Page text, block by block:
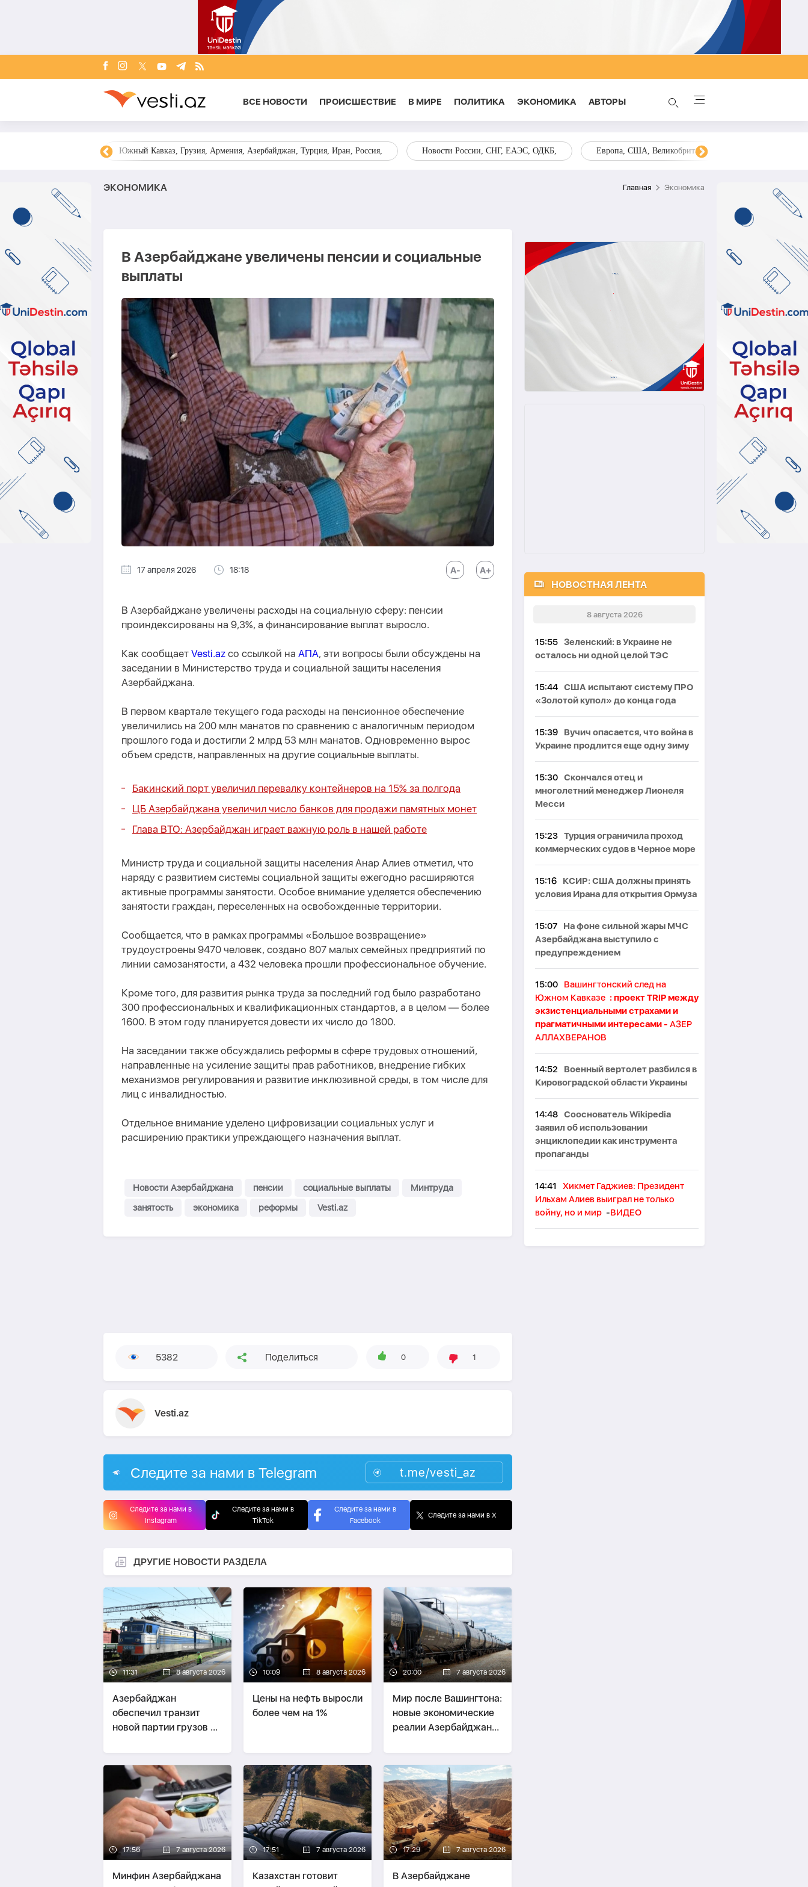
ВСЕ НОВОСТИ ПРОИСШЕСТВИЕ В МИРЕ ПОЛИТИКА ЭКОНОМИКА AВТОРЫ
Южный Кавказ, Грузия, Армения, Азербайджан, Турция, Иран, Россия, Новости России, СНГ, ЕАЭС, ОДКБ, Европа, США, Великобритания, Украина, Запад,
ЭКОНОМИКА Главная Экономика
В Азербайджане увеличены пенсии и социальные
выплаты
17 апреля 2026 18:18
В Азербайджане увеличены расходы на социальную сферу: пенсии
проиндексированы на 9,3%, а финансирование выплат выросло.
Как сообщает Vesti.az со ссылкой на АПА, эти вопросы были обсуждены на
заседании в Министерство труда и социальной защиты населения
Азербайджана.
В первом квартале текущего года расходы на пенсионное обеспечение
увеличились на 200 млн манатов по сравнению с аналогичным периодом
прошлого года и достигли 2 млрд 53 млн манатов. Одновременно вырос
объем средств, направленных на другие социальные выплаты.
Бакинский порт увеличил перевалку контейнеров на 15% за полгода
ЦБ Азербайджана увеличил число банков для продажи памятных монет
Глава ВТО: Азербайджан играет важную роль в нашей работе
Министр труда и социальной защиты населения Анар Алиев отметил, что
наряду с развитием системы социальной защиты ежегодно расширяются
активные программы занятости. Особое внимание уделяется обеспечению
занятости граждан, переселенных на освобожденные территории.
Сообщается, что в рамках программы «Большое возвращение»
трудоустроены 9470 человек, создано 807 малых семейных предприятий по
линии самозанятости, а 432 человека прошли профессиональное обучение.
Кроме того, для развития рынка труда за последний год было разработано
300 профессиональных и квалификационных стандартов, а в целом — более
1600. В этом году планируется довести их число до 1800.
На заседании также обсуждались реформы в сфере трудовых отношений,
направленные на усиление защиты прав работников, внедрение гибких
механизмов регулирования и развитие инклюзивной среды, в том числе для
лиц с инвалидностью.
Отдельное внимание уделено цифровизации социальных услуг и
расширению практики упреждающего назначения выплат.
Новости Азербайджана пенсии социальные выплаты
Минтруда
занятость
экономика реформы Vesti.az
5382 Поделиться 0 1
Vesti.az
Следите за нами в Telegram t.me/vesti_az
Следите за нами в
Instagram
Следите за нами в
TikTok
Следите за нами в
Facebook
Следите за нами в X
ДРУГИЕ НОВОСТИ РАЗДЕЛА
11:31 8 августа 2026
Азербайджан
обеспечил транзит
новой партии грузов из
ФОТО
10:09 8 августа 2026
Цены на нефть выросли
более чем на 1%
20:00 7 августа 2026
Мир после Вашингтона:
новые экономические
реалии Азербайджана
СТРАТЕГИЯ
17:56 7 августа 2026
Минфин Азербайджана
17:51 7 августа 2026
Казахстан готовит
17:29 7 августа 2026
В Азербайджане
НОВОСТНАЯ ЛЕНТА
8 августа 2026
15:55 Зеленский: в Украине не
осталось ни одной целой ТЭС
15:44 США испытают систему ПРО
«Золотой купол» до конца года
15:39
Вучич опасается, что война в
Украине продлится еще одну зиму
15:30 Скончался отец и
многолетний менеджер Лионеля
Месси
15:23 Турция ограничила проход
коммерческих судов в Черное море
15:16
КСИР: США должны принять
условия Ирана для открытия Ормуза
15:07
На фоне сильной жары МЧС
Азербайджана выступило с
предупреждением
15:00
Вашингтонский след на
Южном Кавказе : проект TRIP между
экзистенциальными страхами и
прагматичными интересами - АЗЕР
АЛЛАХВЕРАНОВ
14:52
Военный вертолет разбился в
Кировоградской области Украины
14:48 Сооснователь Wikipedia
заявил об использовании
энциклопедии как инструмента
пропаганды
14:41
Хикмет Гаджиев: Президент
Ильхам Алиев выиграл не только
войну, но и мир -ВИДЕО
14:35 В Италии бушует пожар на